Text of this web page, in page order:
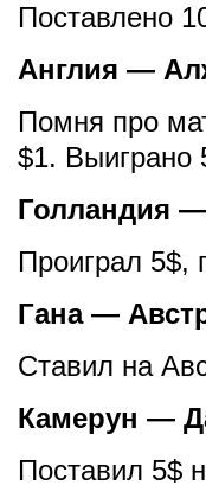
Поставлено
Англия —
Помня про
$1. Выиграно
Голландия
Проиграл 5$,
Гана —
Ставил на
Камерун —
Поставил 5$